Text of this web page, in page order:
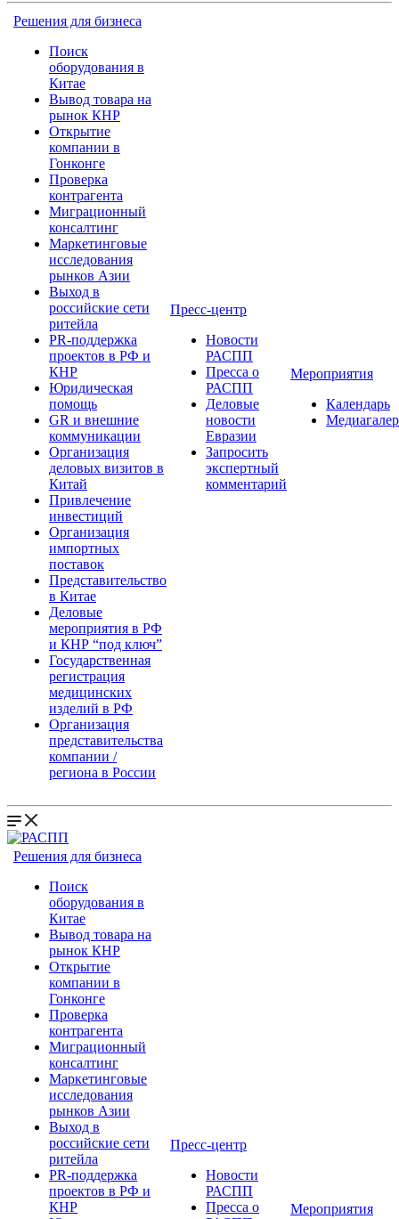
Решения для бизнеса
Поиск
оборудования в
Китае
Вывод товара на
рынок КНР
Открытие
компании в
Гонконге
Проверка
контрагента
Миграционный
консалтинг
Маркетинговые
исследования
рынков Азии
Выход в
российские сети
ритейла
PR-поддержка
проектов в РФ и
КНР
Юридическая
помощь
GR и внешние
коммуникации
Организация
деловых визитов в
Китай
Привлечение
инвестиций
Организация
импортных
поставок
Представительство
в Китае
Деловые
мероприятия в РФ
и КНР “под ключ”
Государственная
регистрация
медицинских
изделий в РФ
Организация
представительства
компании /
региона в России
Пресс-центр
Новости
РАСПП
Пресса о
РАСПП
Деловые
новости
Евразии
Запросить
экспертный
комментарий
Мероприятия
Календарь
Решения для бизнеса
Поиск
оборудования в
Китае
Вывод товара на
рынок КНР
Открытие
компании в
Гонконге
Проверка
контрагента
Миграционный
консалтинг
Маркетинговые
исследования
рынков Азии
Выход в
российские сети
ритейла
PR-поддержка
проектов в РФ и
КНР
Пресс-центр
Новости
РАСПП
Пресса о
Мероприятия